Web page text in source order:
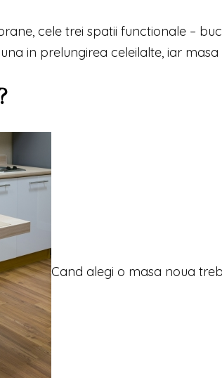
cele trei spatii functionale –
in prelungirea celeilalte, iar
Cand alegi o masa noua